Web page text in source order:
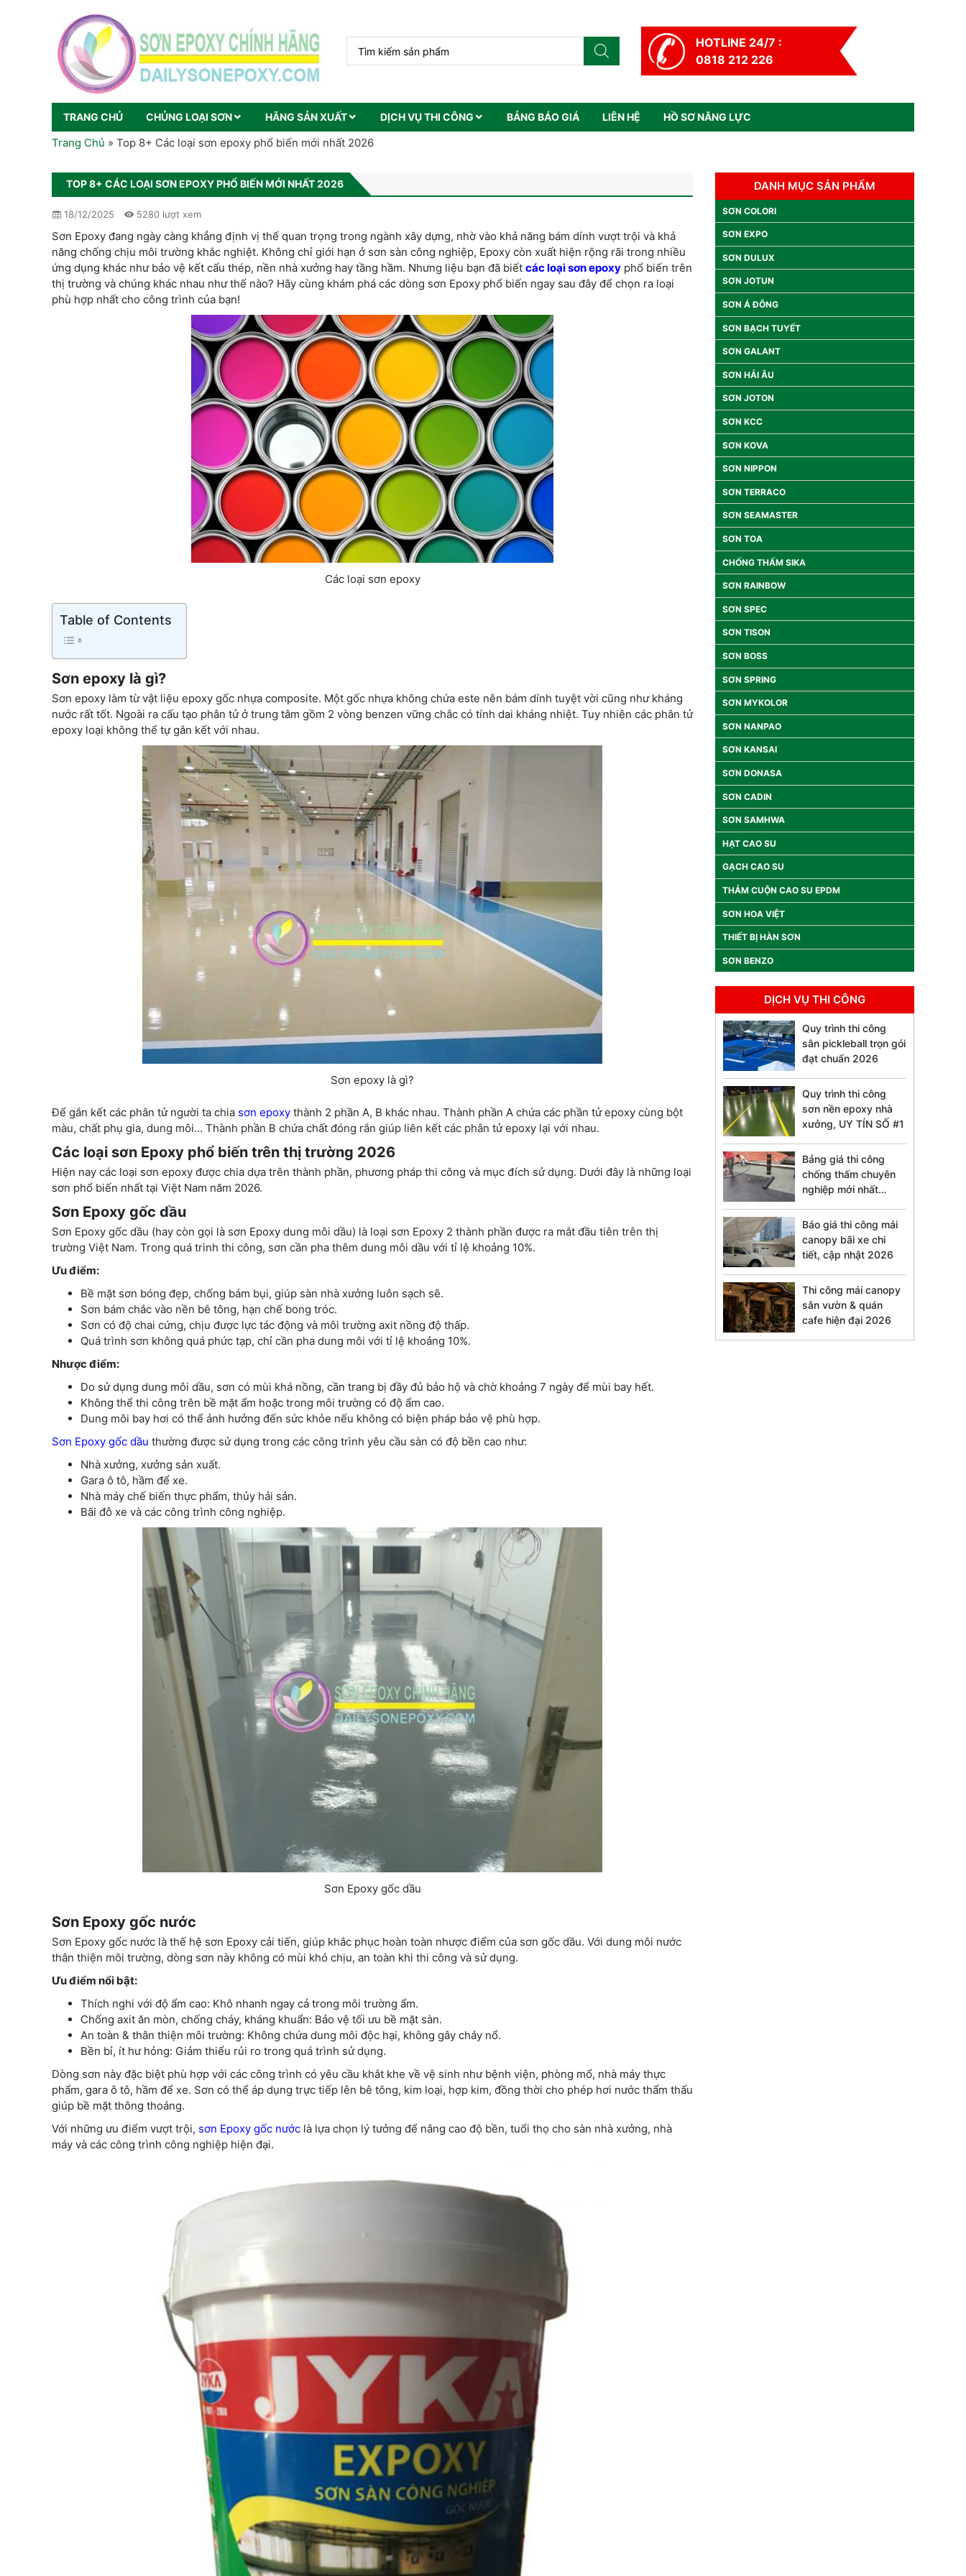
HOTLINE 24/7 :
0818 212 226
TRANG CHỦ CHỦNG LOẠI SƠN HÃNG SẢN XUẤT DỊCH VỤ THI CÔNG BẢNG BÁO GIÁ LIÊN HỆ HỒ SƠ NĂNG LỰC
Trang Chủ » Top 8+ Các loại sơn epoxy phổ biến mới nhất 2026
TOP 8+ CÁC LOẠI SƠN EPOXY PHỔ BIẾN MỚI NHẤT 2026
18/12/2025 5280 lượt xem
Sơn Epoxy đang ngày càng khẳng định vị thế quan trọng trong ngành xây dựng, nhờ vào khả năng bám dính vượt trội và khả
năng chống chịu môi trường khắc nghiệt. Không chỉ giới hạn ở sơn sàn công nghiệp, Epoxy còn xuất hiện rộng rãi trong nhiều
ứng dụng khác như bảo vệ kết cấu thép, nền nhà xưởng hay tầng hầm. Nhưng liệu bạn đã biết các loại sơn epoxy phổ biến trên
thị trường và chúng khác nhau như thế nào? Hãy cùng khám phá các dòng sơn Epoxy phổ biến ngay sau đây để chọn ra loại
phù hợp nhất cho công trình của bạn!
Các loại sơn epoxy
Table of Contents
Sơn epoxy là gì?
Sơn epoxy làm từ vật liệu epoxy gốc nhựa composite. Một gốc nhựa không chứa este nên bám dính tuyệt vời cũng như kháng
nước rất tốt. Ngoài ra cấu tạo phân tử ở trung tâm gồm 2 vòng benzen vững chắc có tính dai kháng nhiệt. Tuy nhiên các phân tử
epoxy loại không thể tự gắn kết với nhau.
Sơn epoxy là gì?
Để gắn kết các phân tử người ta chia sơn epoxy thành 2 phần A, B khác nhau. Thành phần A chứa các phần tử epoxy cùng bột
màu, chất phụ gia, dung môi… Thành phần B chứa chất đóng rắn giúp liên kết các phân tử epoxy lại với nhau.
Các loại sơn Epoxy phổ biến trên thị trường 2026
Hiện nay các loại sơn epoxy được chia dựa trên thành phần, phương pháp thi công và mục đích sử dụng. Dưới đây là những loại
sơn phổ biến nhất tại Việt Nam năm 2026.
Sơn Epoxy gốc dầu
Sơn Epoxy gốc dầu (hay còn gọi là sơn Epoxy dung môi dầu) là loại sơn Epoxy 2 thành phần được ra mắt đầu tiên trên thị
trường Việt Nam. Trong quá trình thi công, sơn cần pha thêm dung môi dầu với tỉ lệ khoảng 10%.
Ưu điểm:
Bề mặt sơn bóng đẹp, chống bám bụi, giúp sàn nhà xưởng luôn sạch sẽ.
Sơn bám chắc vào nền bê tông, hạn chế bong tróc.
Sơn có độ chai cứng, chịu được lực tác động và môi trường axit nồng độ thấp.
Quá trình sơn không quá phức tạp, chỉ cần pha dung môi với tỉ lệ khoảng 10%.
Nhược điểm:
Do sử dụng dung môi dầu, sơn có mùi khá nồng, cần trang bị đầy đủ bảo hộ và chờ khoảng 7 ngày để mùi bay hết.
Không thể thi công trên bề mặt ẩm hoặc trong môi trường có độ ẩm cao.
Dung môi bay hơi có thể ảnh hưởng đến sức khỏe nếu không có biện pháp bảo vệ phù hợp.
Sơn Epoxy gốc dầu thường được sử dụng trong các công trình yêu cầu sàn có độ bền cao như:
Nhà xưởng, xưởng sản xuất.
Gara ô tô, hầm để xe.
Nhà máy chế biến thực phẩm, thủy hải sản.
Bãi đỗ xe và các công trình công nghiệp.
Sơn Epoxy gốc dầu
Sơn Epoxy gốc nước
Sơn Epoxy gốc nước là thế hệ sơn Epoxy cải tiến, giúp khắc phục hoàn toàn nhược điểm của sơn gốc dầu. Với dung môi nước
thân thiện môi trường, dòng sơn này không có mùi khó chịu, an toàn khi thi công và sử dụng.
Ưu điểm nổi bật:
Thích nghi với độ ẩm cao: Khô nhanh ngay cả trong môi trường ẩm.
Chống axit ăn mòn, chống cháy, kháng khuẩn: Bảo vệ tối ưu bề mặt sàn.
An toàn & thân thiện môi trường: Không chứa dung môi độc hại, không gây cháy nổ.
Bền bỉ, ít hư hỏng: Giảm thiểu rủi ro trong quá trình sử dụng.
Dòng sơn này đặc biệt phù hợp với các công trình có yêu cầu khắt khe về vệ sinh như bệnh viện, phòng mổ, nhà máy thực
phẩm, gara ô tô, hầm để xe. Sơn có thể áp dụng trực tiếp lên bê tông, kim loại, hợp kim, đồng thời cho phép hơi nước thẩm thấu
giúp bề mặt thông thoáng.
Với những ưu điểm vượt trội, sơn Epoxy gốc nước là lựa chọn lý tưởng để nâng cao độ bền, tuổi thọ cho sàn nhà xưởng, nhà
máy và các công trình công nghiệp hiện đại.
DANH MỤC SẢN PHẨM
SƠN COLORI
SƠN EXPO
SƠN DULUX
SƠN JOTUN
SƠN Á ĐÔNG
SƠN BẠCH TUYẾT
SƠN GALANT
SƠN HẢI ÂU
SƠN JOTON
SƠN KCC
SƠN KOVA
SƠN NIPPON
SƠN TERRACO
SƠN SEAMASTER
SƠN TOA
CHỐNG THẤM SIKA
SƠN RAINBOW
SƠN SPEC
SƠN TISON
SƠN BOSS
SƠN SPRING
SƠN MYKOLOR
SƠN NANPAO
SƠN KANSAI
SƠN DONASA
SƠN CADIN
SƠN SAMHWA
HẠT CAO SU
GẠCH CAO SU
THẢM CUỘN CAO SU EPDM
SƠN HOA VIỆT
THIẾT BỊ HÀN SƠN
SƠN BENZO
DỊCH VỤ THI CÔNG
Quy trình thi công
sân pickleball trọn gói
đạt chuẩn 2026
Quy trình thi công
sơn nền epoxy nhà
xưởng, UY TÍN SỐ #1
Bảng giá thi công
chống thấm chuyên
nghiệp mới nhất
Báo giá thi công mái
canopy bãi xe chi
tiết, cập nhật 2026
Thi công mái canopy
sân vườn & quán
cafe hiện đại 2026